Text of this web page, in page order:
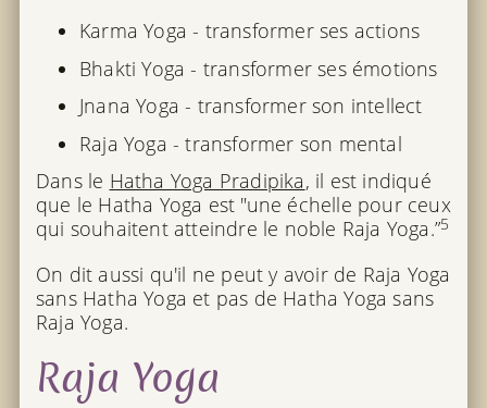
Karma Yoga - transformer ses actions
Bhakti Yoga - transformer ses émotions
Jnana Yoga - transformer son intellect
Raja Yoga - transformer son mental
Dans le Hatha Yoga Pradipika, il est indiqué
que le Hatha Yoga est "une échelle pour ceux
qui souhaitent atteindre le noble Raja Yoga.”5
On dit aussi qu'il ne peut y avoir de Raja Yoga
sans Hatha Yoga et pas de Hatha Yoga sans
Raja Yoga.
Raja Yoga